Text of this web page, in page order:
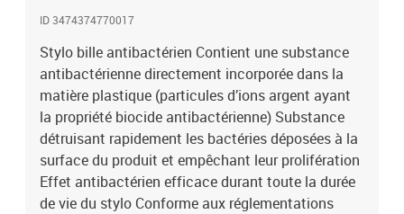
ID 3474374770017
Stylo bille antibactérien Contient une substance
antibactérienne directement incorporée dans la
matière plastique (particules d’ions argent ayant
la propriété biocide antibactérienne) Substance
détruisant rapidement les bactéries déposées à la
surface du produit et empêchant leur prolifération
Effet antibactérien efficace durant toute la durée
de vie du stylo Conforme aux réglementations